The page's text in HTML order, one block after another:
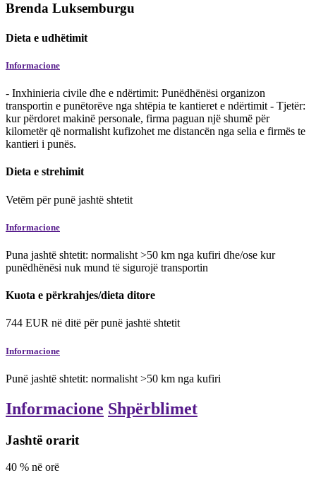
Brenda Luksemburgu
Dieta e udhëtimit
Informacione
- Inxhinieria civile dhe e ndërtimit: Punëdhënësi organizon
transportin e punëtorëve nga shtëpia te kantieret e ndërtimit - Tjetër:
kur përdoret makinë personale, firma paguan një shumë për
kilometër që normalisht kufizohet me distancën nga selia e firmës te
kantieri i punës.
Dieta e strehimit
Vetëm për punë jashtë shtetit
Informacione
Puna jashtë shtetit: normalisht >50 km nga kufiri dhe/ose kur
punëdhënësi nuk mund të sigurojë transportin
Kuota e përkrahjes/dieta ditore
744 EUR në ditë për punë jashtë shtetit
Informacione
Punë jashtë shtetit: normalisht >50 km nga kufiri
Informacione Shpërblimet
Jashtë orarit
40 % në orë